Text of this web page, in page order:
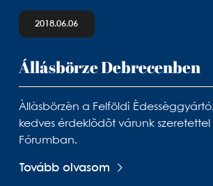
2018.06.06
Állásbörze Debrecenben
Àllàsbörzèn a Felföldi
kedves érdeklõdõt várunk
Fórumban.
Tovább olvasom